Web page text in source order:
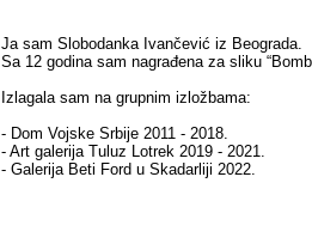
Ja sam Slobodanka Ivančević iz Beograda.
Sa 12 godina sam nagrađena za sliku
Izlagala sam na grupnim izložbama:
- Dom Vojske Srbije 2011 - 2018.
- Art galerija Tuluz Lotrek 2019 - 2021.
- Galerija Beti Ford u Skadarliji 2022.